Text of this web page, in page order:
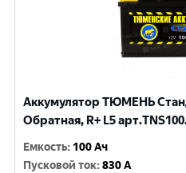
Аккумулятор ТЮМЕНЬ
Обратная, R+ L5
Емкость: 100 Ач
Пусковой ток:830 A